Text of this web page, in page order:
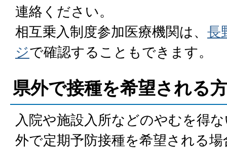
連絡ください。
相互乗入制度参加医療機関は、 長
ジで確認することもできます。
県外で接種を希望される
入院や施設入所などのやむを得
外で定期予防接種を希望される